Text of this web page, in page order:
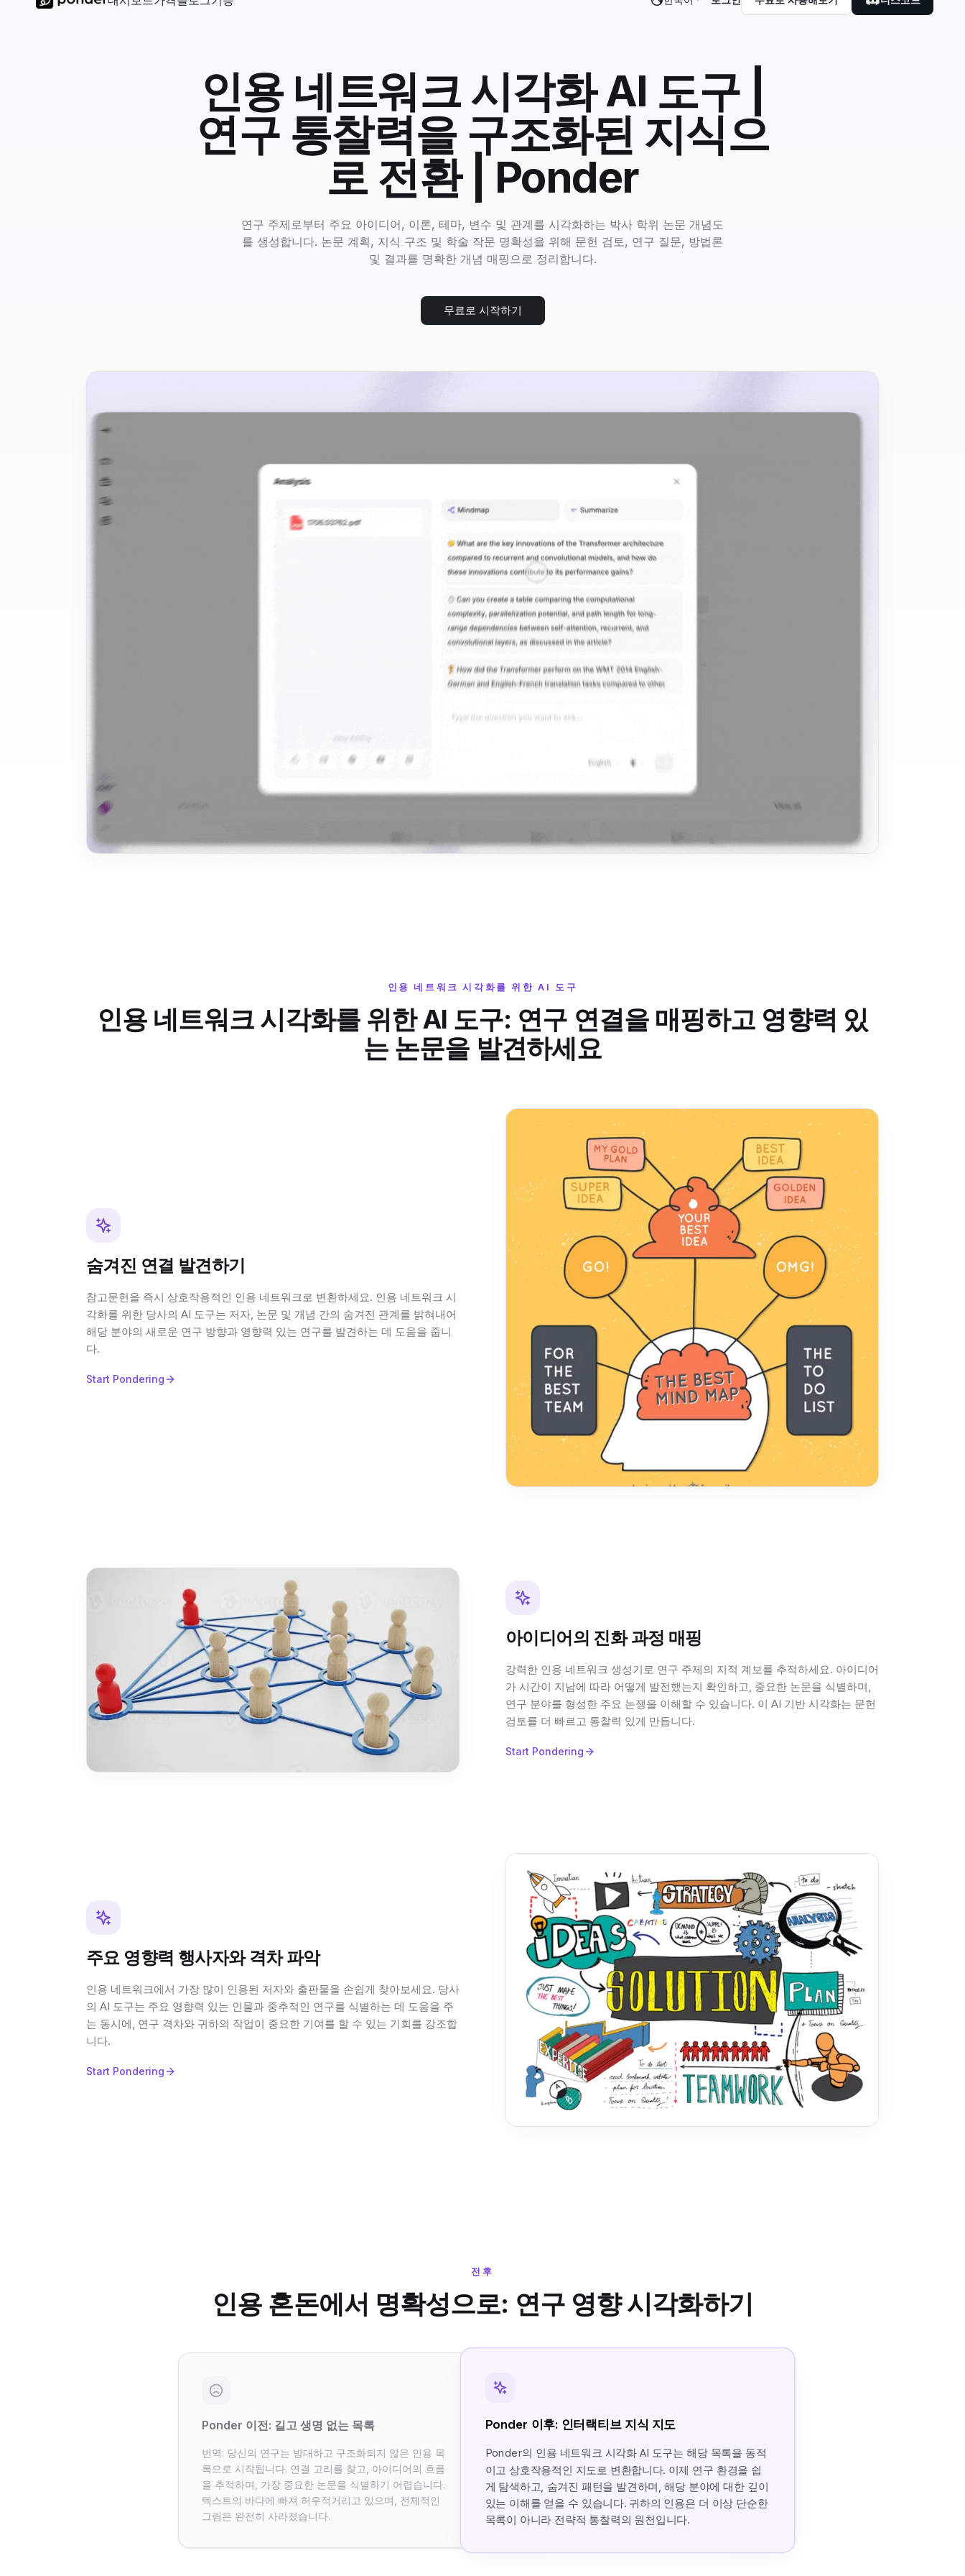
인용 네트워크 시각화 AI 도구 |
연구 통찰력을 구조화된 지식으
로 전환 | Ponder
연구 주제로부터 주요 아이디어, 이론, 테마, 변수 및 관계를 시각화하는 박사 학위 논문 개념도
를 생성합니다. 논문 계획, 지식 구조 및 학술 작문 명확성을 위해 문헌 검토, 연구 질문, 방법론
및 결과를 명확한 개념 매핑으로 정리합니다.
무료로 시작하기
인용 네트워크 시각화를 위한 AI 도구
인용 네트워크 시각화를 위한 AI 도구: 연구 연결을 매핑하고 영향력 있
는 논문을 발견하세요
숨겨진 연결 발견하기
참고문헌을 즉시 상호작용적인 인용 네트워크로 변환하세요. 인용 네트워크 시
각화를 위한 당사의 AI 도구는 저자, 논문 및 개념 간의 숨겨진 관계를 밝혀내어
해당 분야의 새로운 연구 방향과 영향력 있는 연구를 발견하는 데 도움을 줍니
다.
Start Pondering
아이디어의 진화 과정 매핑
강력한 인용 네트워크 생성기로 연구 주제의 지적 계보를 추적하세요. 아이디어
가 시간이 지남에 따라 어떻게 발전했는지 확인하고, 중요한 논문을 식별하며,
연구 분야를 형성한 주요 논쟁을 이해할 수 있습니다. 이 AI 기반 시각화는 문헌
검토를 더 빠르고 통찰력 있게 만듭니다.
Start Pondering
주요 영향력 행사자와 격차 파악
인용 네트워크에서 가장 많이 인용된 저자와 출판물을 손쉽게 찾아보세요. 당사
의 AI 도구는 주요 영향력 있는 인물과 중추적인 연구를 식별하는 데 도움을 주
는 동시에, 연구 격차와 귀하의 작업이 중요한 기여를 할 수 있는 기회를 강조합
니다.
Start Pondering
전후
인용 혼돈에서 명확성으로: 연구 영향 시각화하기
Ponder 이전: 길고 생명 없는 목록
번역: 당신의 연구는 방대하고 구조화되지 않은 인용 목
록으로 시작됩니다. 연결 고리를 찾고, 아이디어의 흐름
을 추적하며, 가장 중요한 논문을 식별하기 어렵습니다.
텍스트의 바다에 빠져 허우적거리고 있으며, 전체적인
그림은 완전히 사라졌습니다.
Ponder 이후: 인터랙티브 지식 지도
Ponder의 인용 네트워크 시각화 AI 도구는 해당 목록을 동적
이고 상호작용적인 지도로 변환합니다. 이제 연구 환경을 쉽
게 탐색하고, 숨겨진 패턴을 발견하며, 해당 분야에 대한 깊이
있는 이해를 얻을 수 있습니다. 귀하의 인용은 더 이상 단순한
목록이 아니라 전략적 통찰력의 원천입니다.